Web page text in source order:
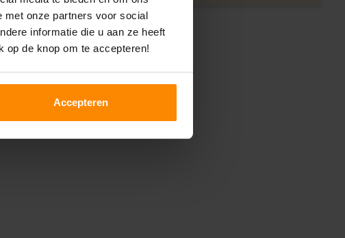
met onze partners voor social
informatie die u aan ze heeft
op de knop om te accepteren!
Accepteren
Dit